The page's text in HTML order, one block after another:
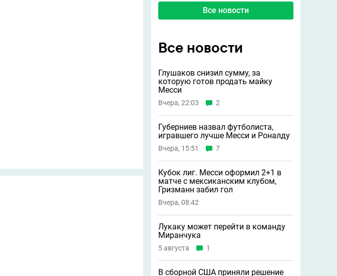
Все новости
Все новости
Глушаков снизил сумму, за
которую готов продать майку
Месси
Вчера, 22:03 2
Губерниев назвал футболиста,
игравшего лучше Месси и Роналду
Вчера, 15:51 7
Кубок лиг. Месси оформил 2+1 в
матче с мексиканским клубом,
Гризманн забил гол
Вчера, 08:42
Лукаку может перейти в команду
Миранчука
5 августа 1
В сборной США приняли решение